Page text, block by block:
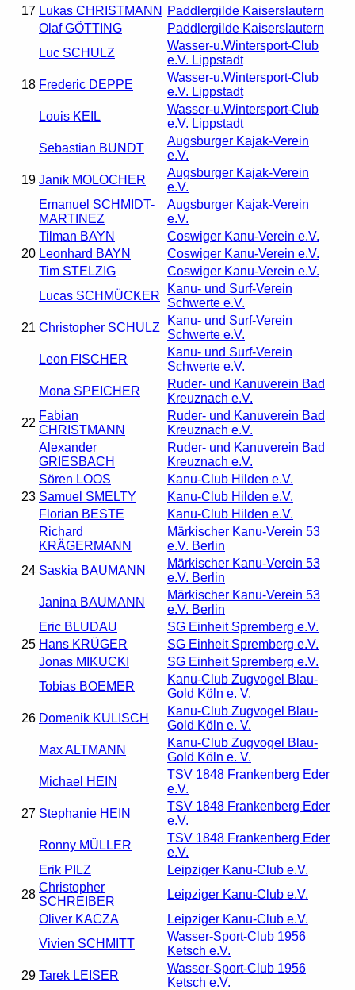
17 Lukas CHRISTMANN
Paddlergilde Kaiserslautern
Olaf GÖTTING
Paddlergilde Kaiserslautern
18
Luc SCHULZ
Wasser-u.Wintersport-Club
e.V. Lippstadt
Frederic DEPPE
Wasser-u.Wintersport-Club
e.V. Lippstadt
Louis KEIL
Wasser-u.Wintersport-Club
e.V. Lippstadt
19
Sebastian BUNDT
Augsburger Kajak-Verein
e.V.
Janik MOLOCHER
Augsburger Kajak-Verein
e.V.
Emanuel SCHMIDT-
MARTINEZ
Augsburger Kajak-Verein
e.V.
20
Tilman BAYN
Coswiger Kanu-Verein e.V.
Leonhard BAYN
Coswiger Kanu-Verein e.V.
Tim STELZIG
Coswiger Kanu-Verein e.V.
21
Lucas SCHMÜCKER
Kanu- und Surf-Verein
Schwerte e.V.
Christopher SCHULZ
Kanu- und Surf-Verein
Schwerte e.V.
Leon FISCHER
Kanu- und Surf-Verein
Schwerte e.V.
22
Mona SPEICHER
Ruder- und Kanuverein Bad
Kreuznach e.V.
Fabian
CHRISTMANN
Ruder- und Kanuverein Bad
Kreuznach e.V.
Alexander
GRIESBACH
Ruder- und Kanuverein Bad
Kreuznach e.V.
23
Sören LOOS
Kanu-Club Hilden e.V.
Samuel SMELTY
Kanu-Club Hilden e.V.
Florian BESTE
Kanu-Club Hilden e.V.
24
Richard
KRÄGERMANN
Märkischer Kanu-Verein 53
e.V. Berlin
Saskia BAUMANN
Märkischer Kanu-Verein 53
e.V. Berlin
Janina BAUMANN
Märkischer Kanu-Verein 53
e.V. Berlin
25
Eric BLUDAU
SG Einheit Spremberg e.V.
Hans KRÜGER
SG Einheit Spremberg e.V.
Jonas MIKUCKI
SG Einheit Spremberg e.V.
26
Tobias BOEMER
Kanu-Club Zugvogel Blau-
Gold Köln e. V.
Domenik KULISCH
Kanu-Club Zugvogel Blau-
Gold Köln e. V.
Max ALTMANN
Kanu-Club Zugvogel Blau-
Gold Köln e. V.
27
Michael HEIN
TSV 1848 Frankenberg Eder
e.V.
Stephanie HEIN
TSV 1848 Frankenberg Eder
e.V.
Ronny MÜLLER
TSV 1848 Frankenberg Eder
e.V.
28
Erik PILZ
Leipziger Kanu-Club e.V.
Christopher
SCHREIBER
Leipziger Kanu-Club e.V.
Oliver KACZA
Leipziger Kanu-Club e.V.
29
Vivien SCHMITT
Wasser-Sport-Club 1956
Ketsch e.V.
Tarek LEISER
Wasser-Sport-Club 1956
Ketsch e.V.